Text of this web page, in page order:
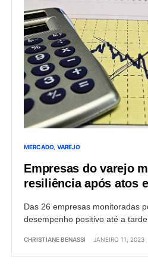
MERCADO VAREJO
Empresas do varejo
resiliência após atos
Das 26 empresas monitoradas
desempenho positivo até a
CHRISTIANE BENASSI JANEIRO 11, 2023